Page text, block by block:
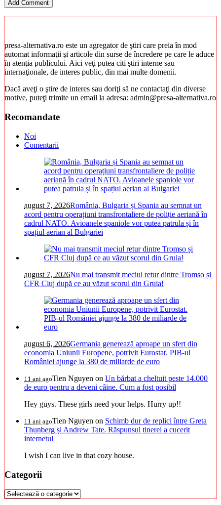
presa-alternativa.ro este un agregator de ştiri care preia în mod
automat informaţii şi articole din surse de încredere pe care le aduce
în atenţia publicului. Aici veţi putea citi ştiri interne sau
internaţionale, de interes public, din mai multe domenii.
Dacă aveţi o ştire de interes sau doriţi să ne contactaţi din diverse
motive, puteţi trimite un email la adresa: admin@presa-alternativa.ro
Recomandate
Noi
Comentarii
august 7, 2026România, Bulgaria și Spania au semnat un
acord pentru operațiuni transfrontaliere de poliție aeriană în
cadrul NATO. Avioanele spaniole vor putea patrula și în
spațiul aerian al Bulgariei
august 7, 2026Nu mai transmit meciul retur dintre Tromso și
CFR Cluj după ce au văzut scorul din Gruia!
august 6, 2026Germania generează aproape un sfert din
economia Uniunii Europene, potrivit Eurostat. PIB-ul
României ajunge la 380 de miliarde de euro
11 ani agoTien Nguyen on Un bărbat a cheltuit peste 14.000
de euro pentru a deveni câine. Cum a fost posibil
Hey guys. These girls need your helps. Hurry up!!
11 ani agoTien Nguyen on Schimb dur de replici între Greta
Thunberg și Andrew Tate. Răspunsul tinerei a cucerit
internetul
I wish I can live in that cozy house.
Categorii
Categorii